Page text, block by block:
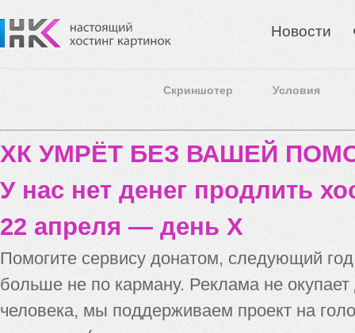
Новости
Скриншотер Условия
ХК УМРЁТ БЕЗ ВАШЕЙ
У нас нет денег продлить
22 апреля — день X
Помогите сервису донатом, следующий
больше не по карману. Реклама не
человека, мы поддерживаем проект на